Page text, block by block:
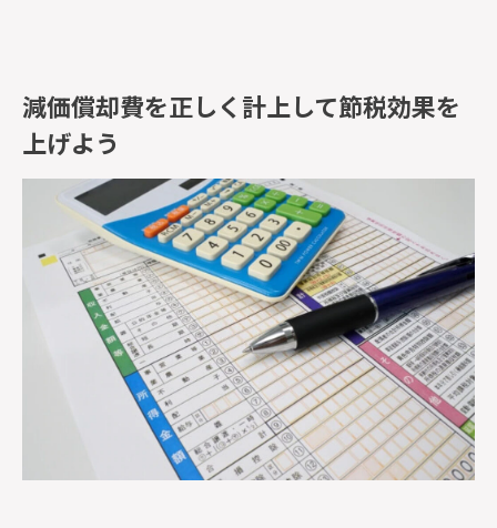
減価償却費を正しく計上して節税効果を
上げよう